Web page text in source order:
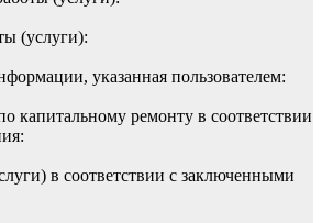
(услуги):
указанная пользователем:
капитальному ремонту в соответствии
в соответствии с заключенными